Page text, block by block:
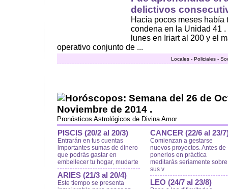
delictivos
Hacia pocos meses había
condena en la Unidad 41
lunes en Iriart al 200 y el
operativo conjunto de ...
Locales - Policiales -
Horóscopos: Semana del 26 de
Noviembre de 2014 .
Pronósticos Astrológicos de Divina Amor
PISCIS (20/2 al 20/3)
Entrarán en tus cuentas
importantes sumas de dinero
que podrás gastar en
embellecer tu hogar, mudarte
ARIES (21/3 al 20/4)
Este tiempo se presenta
CANCER (22/6 al 23/
Comienzan a gestarse
nuevos proyectos. Antes de
ponerlos en práctica
meditarás seriamente sobre
sus v
LEO (24/7 al 23/8)